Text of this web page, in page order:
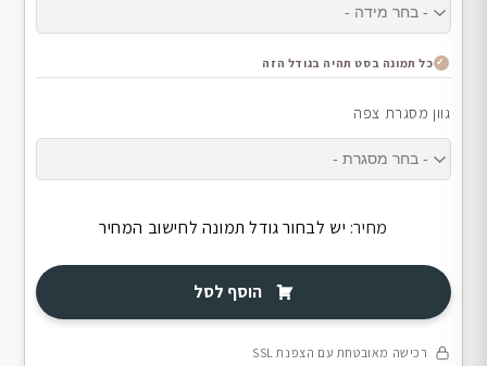
כל תמונה בסט תהיה בגודל הזה
גוון מסגרת צפה
מחיר: יש לבחור גודל תמונה לחישוב המחיר
הוסף לסל
רכישה מאובטחת עם הצפנת SSL